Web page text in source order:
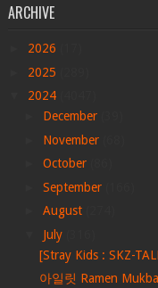
ARCHIVE
2026
2025
2024
December
November
October
September
August
July
[Stray Kids : SKZ-
아일릿 Ramen